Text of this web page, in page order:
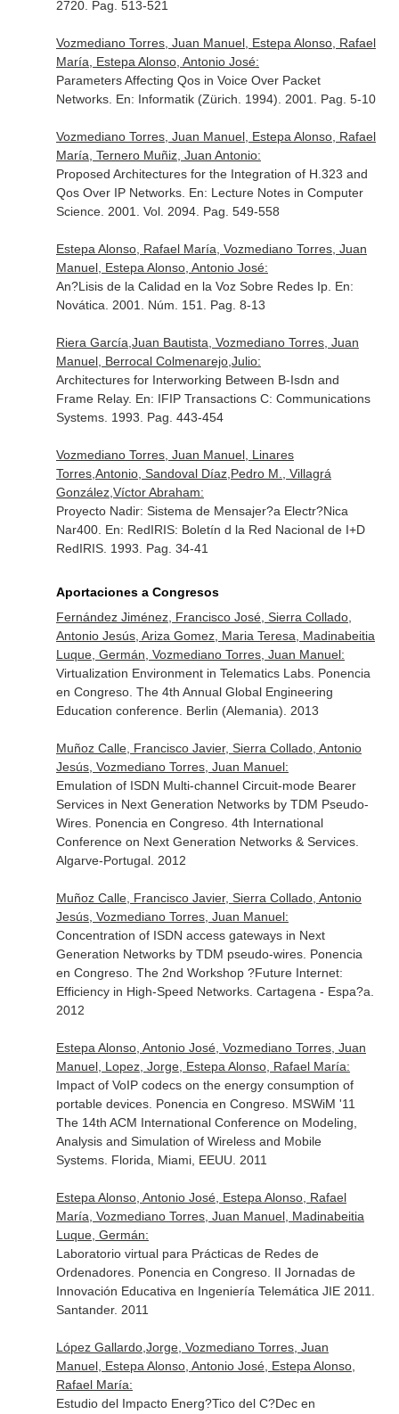
2720. Pag. 513-521
Vozmediano Torres, Juan Manuel, Estepa Alonso, Rafael
María, Estepa Alonso, Antonio José:
Parameters Affecting Qos in Voice Over Packet
Networks. En: Informatik (Zürich. 1994) . 2001. Pag. 5-10
Vozmediano Torres, Juan Manuel, Estepa Alonso, Rafael
María, Ternero Muñiz, Juan Antonio:
Proposed Architectures for the Integration of H.323 and
Qos Over IP Networks. En: Lecture Notes in Computer
Science. 2001. Vol. 2094. Pag. 549-558
Estepa Alonso, Rafael María, Vozmediano Torres, Juan
Manuel, Estepa Alonso, Antonio José:
An?Lisis de la Calidad en la Voz Sobre Redes Ip. En:
Novática . 2001. Núm. 151. Pag. 8-13
Riera García,Juan Bautista, Vozmediano Torres, Juan
Manuel, Berrocal Colmenarejo,Julio:
Architectures for Interworking Between B-Isdn and
Frame Relay. En: IFIP Transactions C: Communications
Systems. 1993. Pag. 443-454
Vozmediano Torres, Juan Manuel, Linares
Torres,Antonio, Sandoval Díaz,Pedro M., Villagrá
González,Víctor Abraham:
Proyecto Nadir: Sistema de Mensajer?a Electr?Nica
Nar400. En: RedIRIS: Boletín d la Red Nacional de I+D
RedIRIS. 1993. Pag. 34-41
Aportaciones a Congresos
Fernández Jiménez, Francisco José, Sierra Collado,
Antonio Jesús, Ariza Gomez, Maria Teresa, Madinabeitia
Luque, Germán, Vozmediano Torres, Juan Manuel:
Virtualization Environment in Telematics Labs. Ponencia
en Congreso. The 4th Annual Global Engineering
Education conference. Berlin (Alemania). 2013
Muñoz Calle, Francisco Javier, Sierra Collado, Antonio
Jesús, Vozmediano Torres, Juan Manuel:
Emulation of ISDN Multi-channel Circuit-mode Bearer
Services in Next Generation Networks by TDM Pseudo-
Wires. Ponencia en Congreso. 4th International
Conference on Next Generation Networks & Services.
Algarve-Portugal. 2012
Muñoz Calle, Francisco Javier, Sierra Collado, Antonio
Jesús, Vozmediano Torres, Juan Manuel:
Concentration of ISDN access gateways in Next
Generation Networks by TDM pseudo-wires. Ponencia
en Congreso. The 2nd Workshop ?Future Internet:
Efficiency in High-Speed Networks. Cartagena - Espa?a.
2012
Estepa Alonso, Antonio José, Vozmediano Torres, Juan
Manuel, Lopez, Jorge, Estepa Alonso, Rafael María:
Impact of VoIP codecs on the energy consumption of
portable devices. Ponencia en Congreso. MSWiM '11
The 14th ACM International Conference on Modeling,
Analysis and Simulation of Wireless and Mobile
Systems. Florida, Miami, EEUU. 2011
Estepa Alonso, Antonio José, Estepa Alonso, Rafael
María, Vozmediano Torres, Juan Manuel, Madinabeitia
Luque, Germán:
Laboratorio virtual para Prácticas de Redes de
Ordenadores. Ponencia en Congreso. II Jornadas de
Innovación Educativa en Ingeniería Telemática JIE 2011.
Santander. 2011
López Gallardo,Jorge, Vozmediano Torres, Juan
Manuel, Estepa Alonso, Antonio José, Estepa Alonso,
Rafael María:
Estudio del Impacto Energ?Tico del C?Dec en